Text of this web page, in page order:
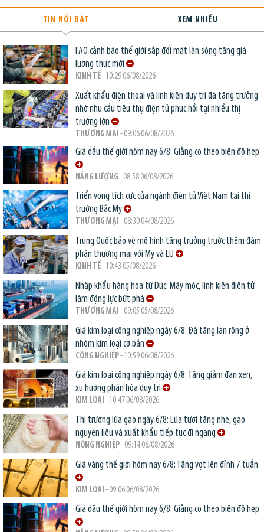
TIN NỔI BẬT XEM NHIỀU
FAO cảnh báo thế giới sắp đối mặt làn sóng tăng giá
lương thực mới
KINH TẾ- 10:29 06/08/2026
Xuất khẩu điện thoại và linh kiện duy trì đà tăng trưởng
nhờ nhu cầu tiêu thụ điện tử phục hồi tại nhiều thị
trường lớn
THƯƠNG MẠI - 09:06 06/08/2026
Giá dầu thế giới hôm nay 6/8: Giằng co theo biên độ hẹp
NĂNG LƯỢNG - 08:58 06/08/2026
Triển vọng tích cực của ngành điện tử Việt Nam tại thị
trường Bắc Mỹ
THƯƠNG MẠI - 08:30 04/08/2026
Trung Quốc bảo vệ mô hình tăng trưởng trước thềm đàm
phán thương mại với Mỹ và EU
KINH TẾ- 10:43 05/08/2026
Nhập khẩu hàng hóa từ Đức: Máy móc, linh kiện điện tử
làm động lực bứt phá
THƯƠNG MẠI - 09:05 05/08/2026
Giá kim loại công nghiệp ngày 6/8: Đà tăng lan rộng ở
nhóm kim loại cơ bản
CÔNG NGHIỆP- 10:59 06/08/2026
Giá kim loại công nghiệp ngày 6/8: Tăng giảm đan xen,
xu hướng phân hóa duy trì
KIM LOẠI - 10:47 06/08/2026
Thị trường lúa gạo ngày 6/8: Lúa tươi tăng nhẹ, gạo
nguyên liệu và xuất khẩu tiếp tục đi ngang
NÔNG NGHIỆP- 09:14 06/08/2026
Giá vàng thế giới hôm nay 6/8: Tăng vọt lên đỉnh 7 tuần
KIM LOẠI - 09:06 06/08/2026
Giá dầu thế giới hôm nay 6/8: Giằng co theo biên độ hẹp